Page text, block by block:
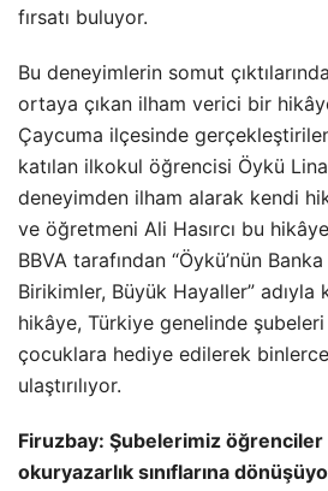
fırsatı buluyor.
Bu deneyimlerin somut
ortaya çıkan ilham verici bir
Çaycuma ilçesinde
katılan ilkokul öğrencisi Öykü
deneyimden ilham alarak kendi
ve öğretmeni Ali Hasırcı bu
BBVA tarafından “Öykü’nün
Birikimler, Büyük Hayaller” adıyla
hikâye, Türkiye genelinde
çocuklara hediye edilerek
ulaştırılıyor.
Firuzbay: Şubelerimiz
okuryazarlık sınıflarına